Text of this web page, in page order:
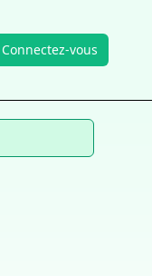
Connectez-vous